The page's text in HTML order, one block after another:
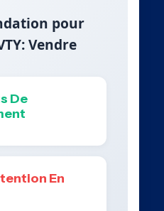
pour
Vendre
De
En